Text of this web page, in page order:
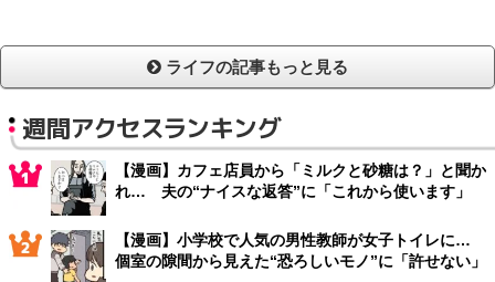
ライフの記事もっと見る
週間アクセスランキング
【漫画】カフェ店員から「ミルクと砂糖は？」と聞か
れ… 夫の“ナイスな返答”に「これから使います」
【漫画】小学校で人気の男性教師が女子トイレに…
個室の隙間から見えた“恐ろしいモノ”に「許せない」